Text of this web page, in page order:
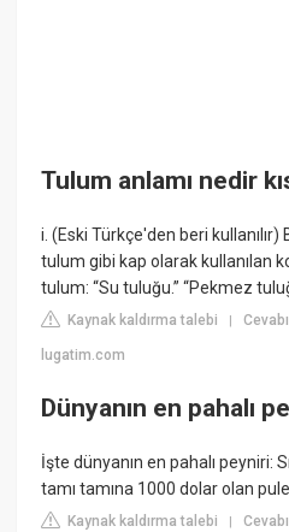
Tulum anlamı nedir
i. (Eski Türkçe'den beri kullanılır)
tulum gibi kap olarak kullanılan
tulum: “Su tuluğu.” “Pekmez
Kaynak kaldırma talebi |
lugatim.com
Dünyanın en pahalı
İşte dünyanın en pahalı peyniri:
tamı tamına 1000 dolar olan
Kaynak kaldırma talebi |